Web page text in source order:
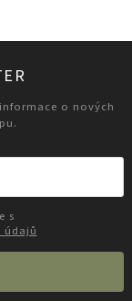
o nových